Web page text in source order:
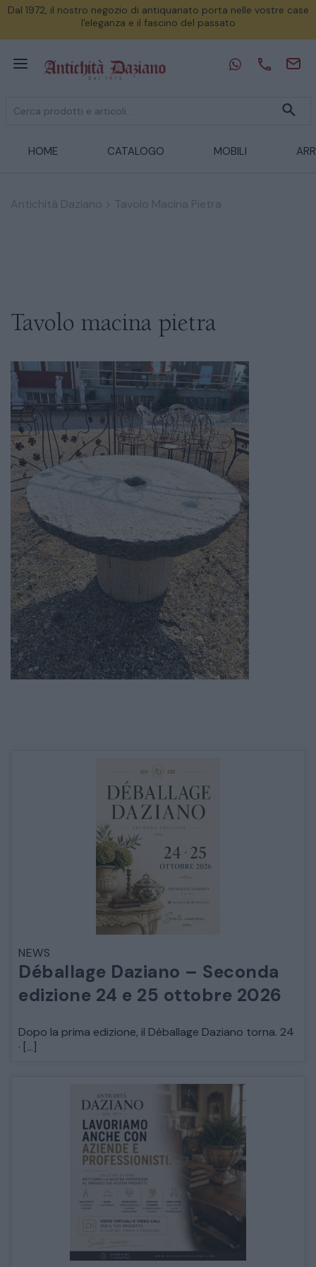
Dal 1972, il nostro negozio di antiquariato porta nelle vostre case
l'eleganza e il fascino del passato
HOME CATALOGO MOBILI
Antichità Daziano Tavolo Macina Pietra
CATALOGO COMPLETO
MOBILI
CAMERE
Tavolo macina pietra
NEWS
Déballage Daziano – Seconda
edizione 24 e 25 ottobre 2026
Dopo la prima edizione, il Déballage Daziano torna. 24
· […]